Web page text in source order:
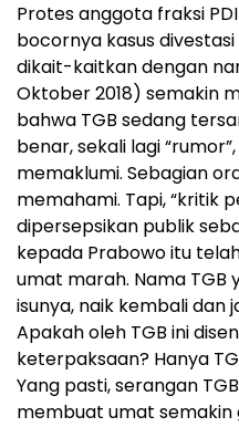
Protes anggota fraksi
bocornya kasus
dikait-kaitkan dengan
Oktober 2018) semakin
bahwa TGB sedang
benar, sekali lagi
memaklumi. Sebagian
memahami. Tapi, “kritik
dipersepsikan publik
kepada Prabowo itu
umat marah. Nama TGB
isunya, naik kembali dan
Apakah oleh TGB ini
keterpaksaan? Hanya
Yang pasti, serangan
membuat umat semakin